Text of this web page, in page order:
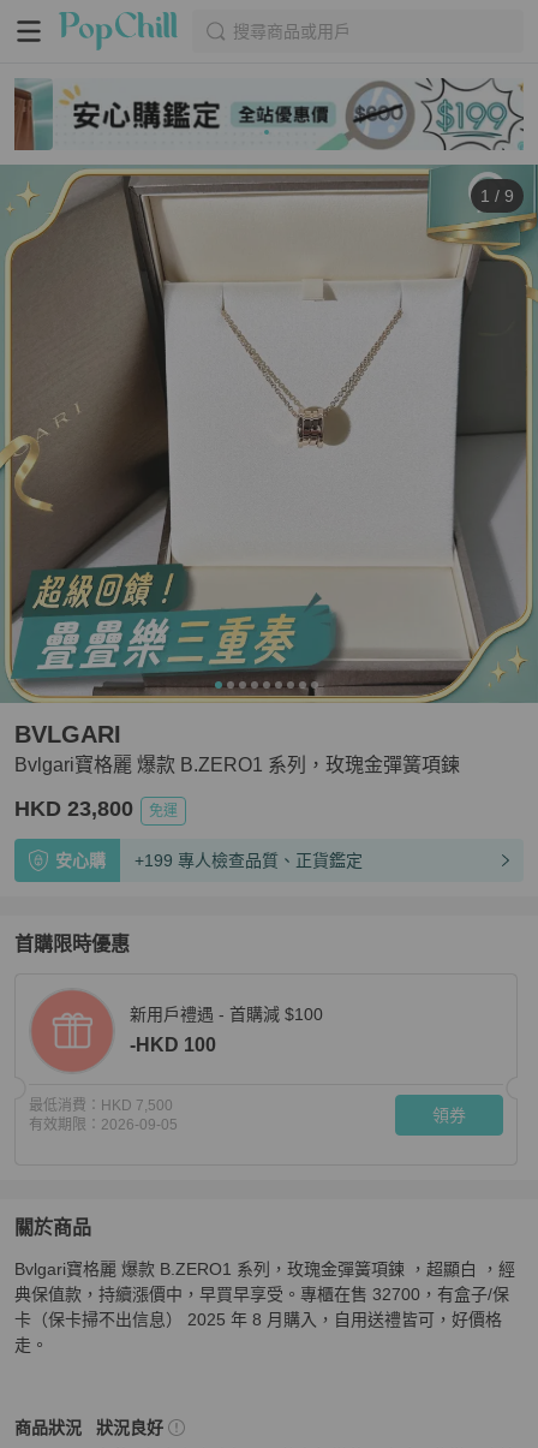
搜尋商品或用戶
1 / 9
Bvlgari寶格麗 爆款 B.ZERO1 系列，玫瑰金彈簧項鍊
BVLGARI
HKD 23,800 免運
安心購 +199 專人檢查品質、正貨鑑定
首購限時優惠
新用戶禮遇 - 首購減 $100
-HKD 100
最低消費： HKD 7,500
有效期限： 2026-09-05 領券
關於商品
關於Bvlgari寶格麗 爆款 B.ZERO1 系列，玫瑰金彈簧項鍊 商
Bvlgari寶格麗 爆款 B.ZERO1 系列，玫瑰金彈簧項鍊 ，超顯白 ，經
典保值款，持續漲價中，早買早享受。專櫃在售 32700，有盒子/保
卡（保卡掃不出信息） 2025 年 8 月購入，自用送禮皆可，好價格
走。
商品狀況
BVLGARI 女士配件商品狀態與細節
狀況良好